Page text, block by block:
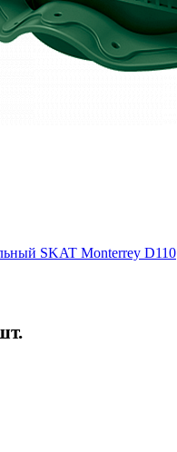
SKAT Monterrey D110